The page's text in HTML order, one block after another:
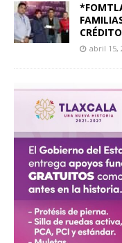
abril 15,